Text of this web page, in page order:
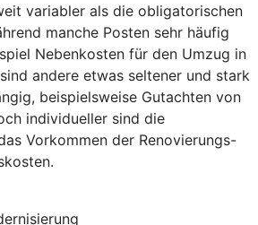
variabler als die obligatorischen
manche Posten sehr häufig
Nebenkosten für den Umzug in
andere etwas seltener und stark
beispielsweise Gutachten von
individueller sind die
Vorkommen der Renovierungs-